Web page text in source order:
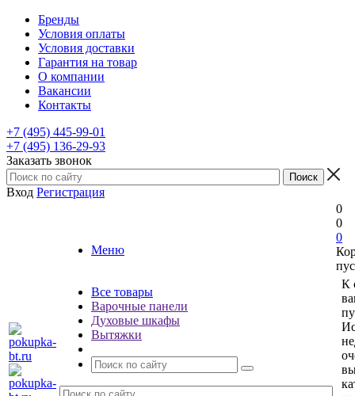
Бренды
Условия оплаты
Условия доставки
Гарантия на товар
О компании
Вакансии
Контакты
+7 (495) 445-99-01
+7 (495) 136-29-93
Заказать звонок
Вход Регистрация
Меню
Все товары
Варочные панели
Духовые шкафы
Вытяжки
0
0
0
К